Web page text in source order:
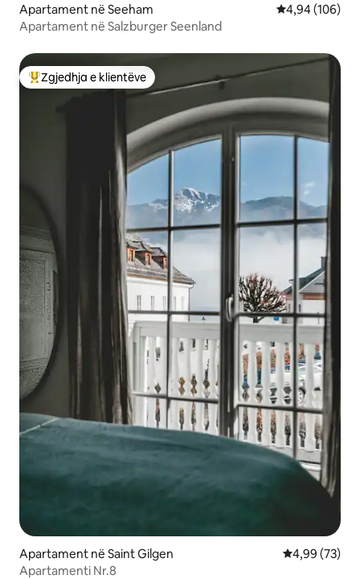
Apartament në Seeham Vlerësimi
4,94 (106)
Apartament në Salzburger Seenland
Më të mirat e zgjedhjeve të klientëve
Zgjedhja e klientëve
Apartament në Saint Gilgen Vlerësimi
4,99 (73)
Apartamenti Nr.8